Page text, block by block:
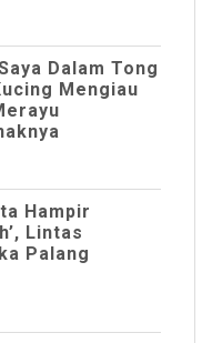
Dalam Tong
Mengiau
Hampir
Lintas
Palang